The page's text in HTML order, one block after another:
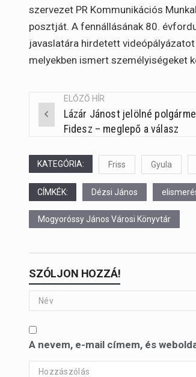
szervezet PR Kommunikációs
posztját. A fennállásának 80.
javaslatára hirdetett
melyekben ismert személyiségeket
Post
navigation
ELŐZŐ HÍR
Lázár Jánost jelölné
Fidesz – meglepő a válasz
KATEGÓRIA: Friss Gyula
CÍMKÉK: Dézsi János
Mogyoróssy János Városi Könyvtár
SZÓLJON HOZZÁ!
A nevem, e-mail címem, és